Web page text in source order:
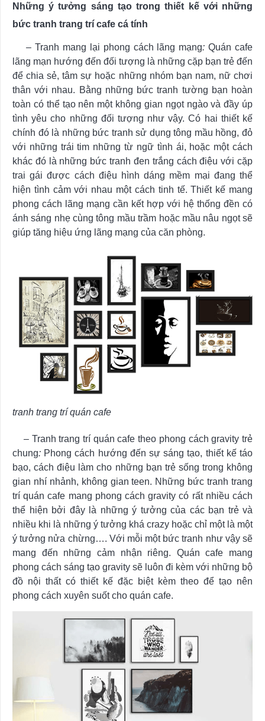
Những ý tưởng sáng tạo trong thiết kế với những
bức tranh trang trí cafe cá tính
– Tranh mang lại phong cách lãng mạng: Quán cafe
lãng mạn hướng đến đối tượng là những cặp bạn trẻ đến
để chia sẻ, tâm sự hoặc những nhóm bạn nam, nữ chơi
thân với nhau. Bằng những bức tranh tường bạn hoàn
toàn có thể tạo nên một không gian ngọt ngào và đầy úp
tình yêu cho những đối tượng như vậy. Có hai thiết kế
chính đó là những bức tranh sử dụng tông mầu hồng, đỏ
với những trái tim những từ ngữ tình ái, hoặc một cách
khác đó là những bức tranh đen trắng cách điệu với cặp
trai gái được cách điệu hình dáng mềm mại đang thể
hiện tình cảm với nhau một cách tinh tế. Thiết kế mang
phong cách lãng mạng cần kết hợp với hệ thống đền có
ánh sáng nhẹ cùng tông mầu trầm hoặc mầu nâu ngọt sẽ
giúp tăng hiệu ứng lãng mạng của căn phòng.
tranh trang trí quán cafe
– Tranh trang trí quán cafe theo phong cách gravity trẻ
chung: Phong cách hướng đến sự sáng tạo, thiết kế táo
bạo, cách điệu làm cho những bạn trẻ sống trong không
gian nhí nhảnh, không gian teen. Những bức tranh trang
trí quán cafe mang phong cách gravity có rất nhiều cách
thể hiện bởi đây là những ý tưởng của các bạn trẻ và
nhiều khi là những ý tưởng khá crazy hoặc chỉ một là một
ý tưởng nửa chừng…. Với mỗi một bức tranh như vậy sẽ
mang đến những cảm nhận riêng. Quán cafe mang
phong cách sáng tạo gravity sẽ luôn đi kèm với những bộ
đồ nội thất có thiết kế đặc biệt kèm theo để tạo nên
phong cách xuyên suốt cho quán cafe.